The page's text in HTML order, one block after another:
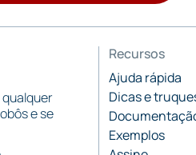
qualquer
e se
Recursos
Ajuda rápida
Dicas e
Exemplos